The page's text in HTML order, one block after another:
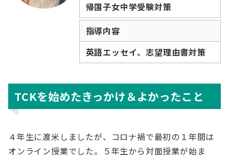
帰国子女中学受験対策
指導内容
英語エッセイ、志望理由書対策
TCKを始めたきっかけ＆よかったこと
４年生に渡米しましたが、コロナ禍で最初の１年間は
オンライン授業でした。５年生から対面授業が始ま